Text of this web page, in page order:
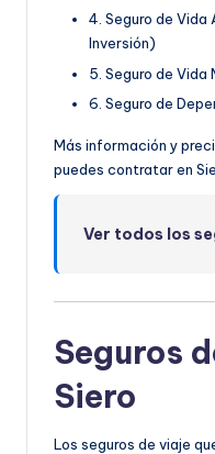
4. Seguro de Vida
Inversión)
5. Seguro de Vida
6. Seguro de
Más información y
puedes contratar en
Ver todos los
Seguros
Siero
Los seguros de viaje